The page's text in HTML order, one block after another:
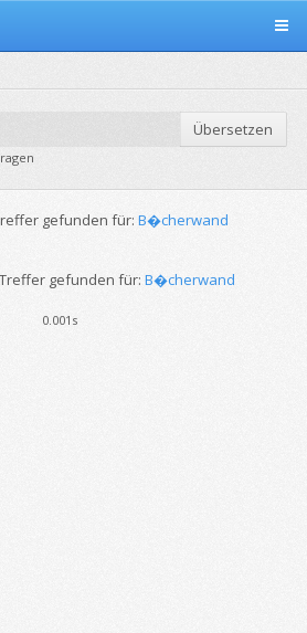
Übersetzen
gefunden für: B�cherwand
gefunden für: B�cherwand
0.001s